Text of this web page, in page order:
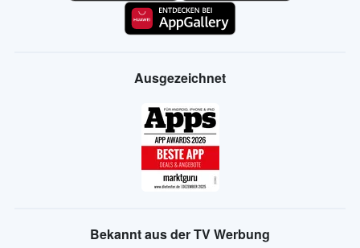
Ausgezeichnet
Bekannt aus der TV Werbung